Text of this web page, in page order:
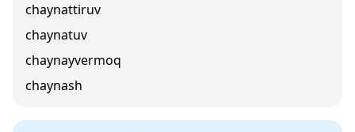
chaynattiruv
chaynatuv
chaynayvermoq
chaynash